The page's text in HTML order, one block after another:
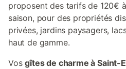
proposent des tarifs de 120€
saison, pour des propriétés
privées, jardins paysagers,
haut de gamme.
Vosgîtes de charme à Saint-